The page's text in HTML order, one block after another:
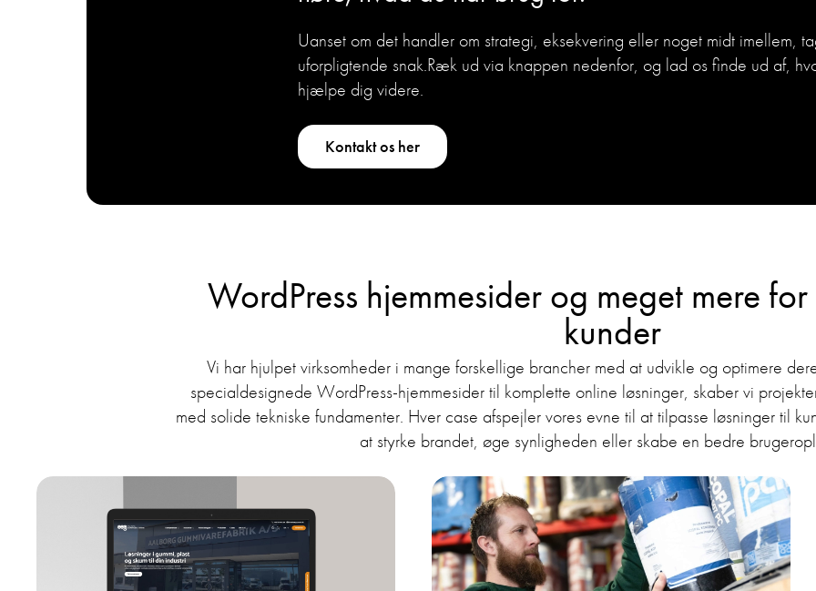
Uanset om det handler om strategi, eksekvering eller noget midt imellem,
uforpligtende snak.Ræk ud via knappen nedenfor, og lad os finde ud af,
hjælpe dig videre.
Kontakt os her
WordPress hjemmesider og meget mere
kunder
Vi har hjulpet virksomheder i mange forskellige brancher med at udvikle og optimere
specialdesignede WordPress-hjemmesider til komplette online løsninger, skaber vi
med solide tekniske fundamenter. Hver case afspejler vores evne til at tilpasse løsninger til
at styrke brandet, øge synligheden eller skabe en bedre